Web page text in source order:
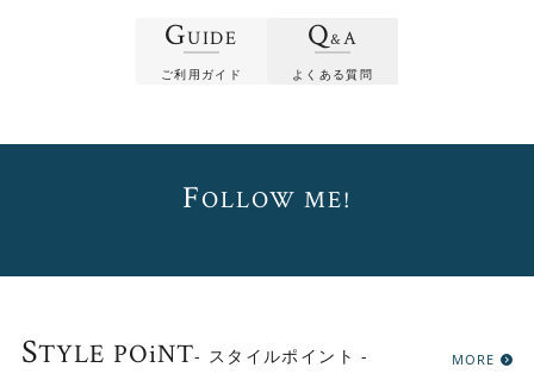
GUIDE
ご利用ガイド
Q&A
よくある質問
FOLLOW ME!
STYLE POiNT- スタイルポイント - MORE